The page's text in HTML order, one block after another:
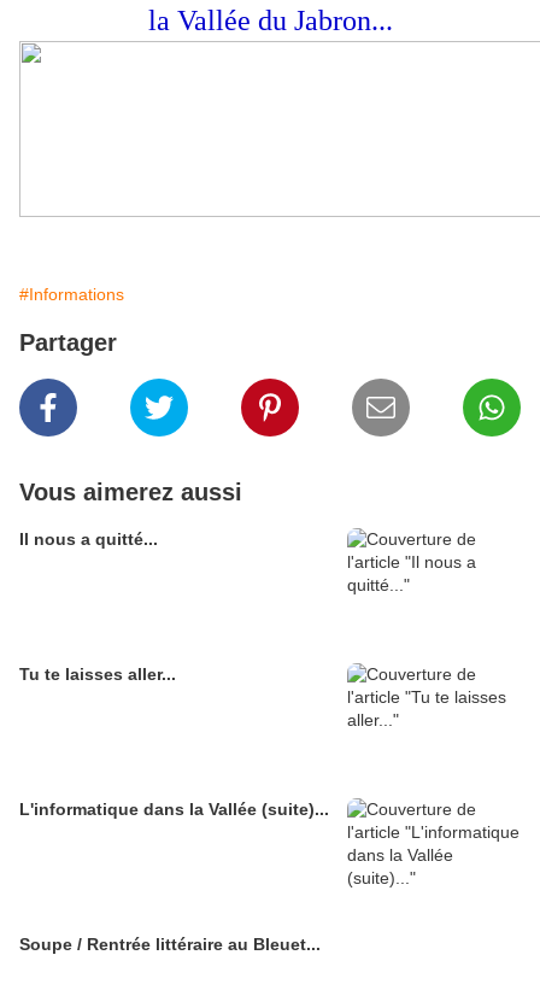
la Vallée du Jabron...
#Informations
Partager
Vous aimerez aussi
Il nous a quitté...
Tu te laisses aller...
L'informatique dans la Vallée (suite)...
Soupe / Rentrée littéraire au Bleuet...